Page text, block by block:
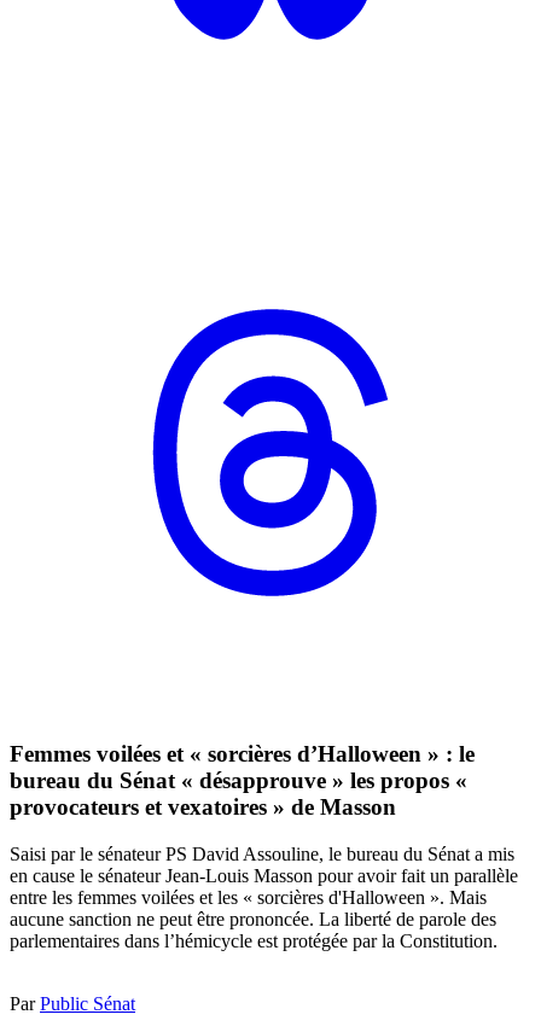
Femmes voilées et « sorcières d’Halloween » : le
bureau du Sénat « désapprouve » les propos «
provocateurs et vexatoires » de Masson
Saisi par le sénateur PS David Assouline, le bureau du Sénat a mis
en cause le sénateur Jean-Louis Masson pour avoir fait un parallèle
entre les femmes voilées et les « sorcières d'Halloween ». Mais
aucune sanction ne peut être prononcée. La liberté de parole des
parlementaires dans l’hémicycle est protégée par la Constitution.
ParPublic Sénat